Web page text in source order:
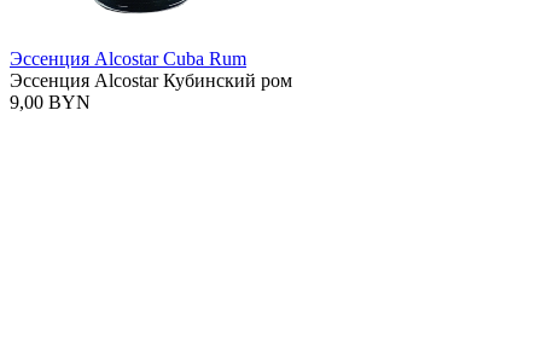
Эссенция Alcostar Cuba Rum
Эссенция Alcostar Кубинский ром
9,00 BYN